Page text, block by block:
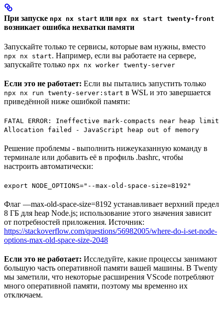
При запуске npx nx start или npx nx start twenty-front
возникает ошибка нехватки памяти
Запускайте только те сервисы, которые вам нужны, вместо
npx nx start. Например, если вы работаете на сервере,
запускайте только npx nx worker twenty-server
Если это не работает: Если вы пытались запустить только
npx nx run twenty-server:start в WSL и это завершается
приведённой ниже ошибкой памяти:
FATAL ERROR: Ineffective mark-compacts near heap limit
Allocation failed - JavaScript heap out of memory
Решение проблемы - выполнить нижеуказанную команду в
терминале или добавить её в профиль .bashrc, чтобы
настроить автоматически:
export NODE_OPTIONS="--max-old-space-size=8192"
Флаг —max-old-space-size=8192 устанавливает верхний предел
8 ГБ для heap Node.js; использование этого значения зависит
от потребностей приложения. Источник:
https://stackoverflow.com/questions/56982005/where-do-i-set-node-
options-max-old-space-size-2048
Если это не работает: Исследуйте, какие процессы занимают
большую часть оперативной памяти вашей машины. В Twenty
мы заметили, что некоторые расширения VScode потребляют
много оперативной памяти, поэтому мы временно их
отключаем.